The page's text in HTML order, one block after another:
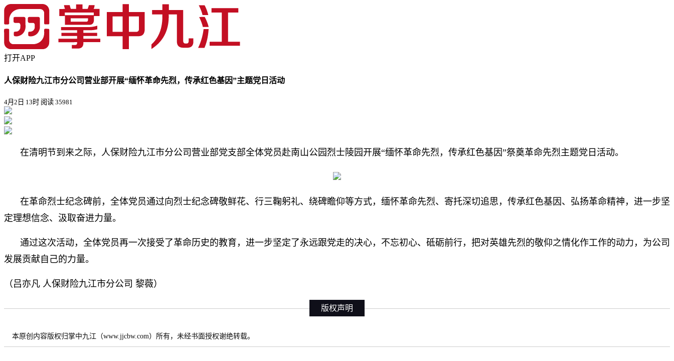
打开APP
人保财险九江市分公司营业部开展“缅怀革命先烈，传承红色基因”主题党日活动
4月2日 13时 阅读 35981
在清明节到来之际，人保财险九江市分公司营业部党支部全体党员赴南山公园烈士陵园开展“缅怀革命先烈，传承红色基因”祭奠革命先烈主题党日 活动。
在革命烈士纪念碑前，全体党员通过向烈士纪念碑敬鲜花、行三鞠躬礼、绕碑瞻仰等方式，缅怀革命先烈、寄托深切追思，传承红色基因、弘扬革命精神，进一步坚
定理想信念、汲取奋进力量。
通过这次活动，全体党员再一次接受了革命历史的教育，进一步坚定了永远跟党走的决心，不忘初心、砥砺前行，把对英雄先烈的敬仰之情化作工作的动力，为公司
发展贡献自己的力量。
（吕亦凡 人保财险九江市分公司 黎薇）
版权声明
本原创内容版权归掌中九江（www.jjcbw.com）所有，未经书面授权谢绝转载。